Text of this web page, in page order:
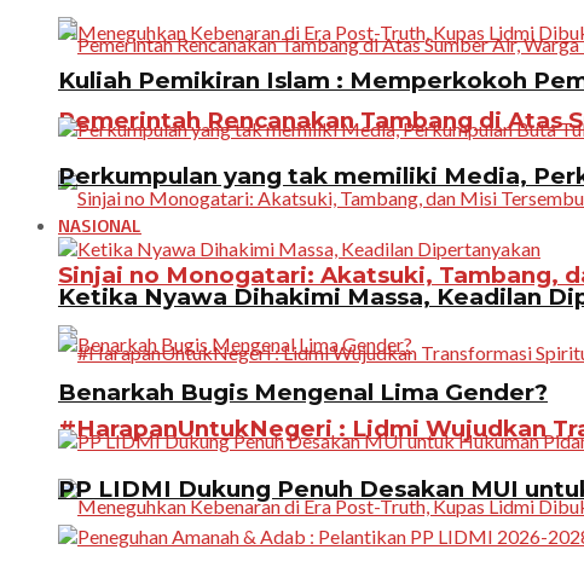
Pemerintah Rencanakan Tambang di Atas
Sinjai no Monogatari: Akatsuki, Tambang,
#HarapanUntukNegeri : Lidmi Wujudkan
Kuliah Pemikiran Islam : Memperkokoh
Perkumpulan yang tak memiliki Media,
NASIONAL
Ketika Nyawa Dihakimi Massa, Keadilan
Benarkah Bugis Mengenal Lima Gender?
PP LIDMI Dukung Penuh Desakan MUI